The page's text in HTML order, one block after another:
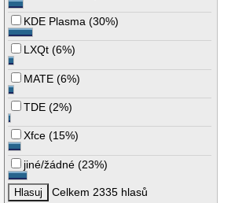
KDE Plasma (30%)
LXQt (6%)
MATE (6%)
TDE (2%)
Xfce (15%)
jiné/žádné (23%)
Celkem 2335 hlasů